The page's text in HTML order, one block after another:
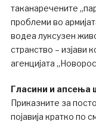
таканаречените
проблеми во
водеа луксузен
странство – изјави
агенцијата
Гласини и апсења
Приказните за
појавија кратко по